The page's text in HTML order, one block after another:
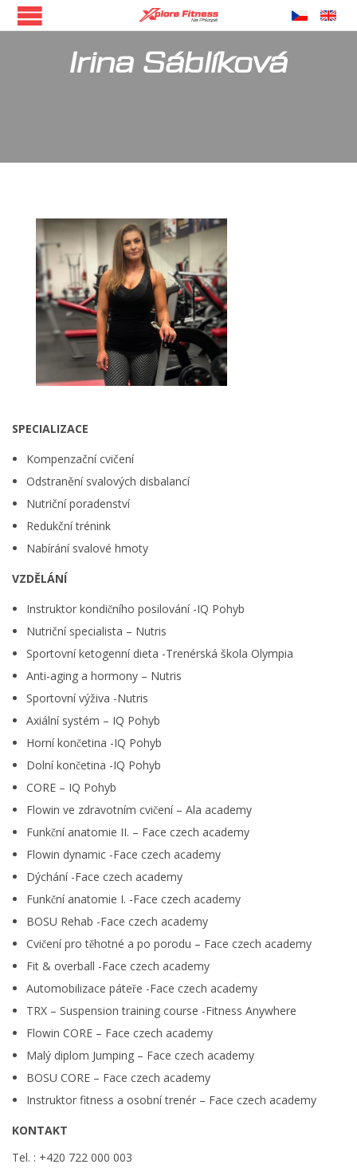
Irina Sáblíková
SPECIALIZACE
Kompenzační cvičení
Odstranění svalových disbalancí
Nutriční poradenství
Redukční trénink
Nabírání svalové hmoty
VZDĚLÁNÍ
Instruktor kondičního posilování -IQ Pohyb
Nutriční specialista – Nutris
Sportovní ketogenní dieta -Trenérská škola Olympia
Anti-aging a hormony – Nutris
Sportovní výživa -Nutris
Axiální systém – IQ Pohyb
Horní končetina -IQ Pohyb
Dolní končetina -IQ Pohyb
CORE – IQ Pohyb
Flowin ve zdravotním cvičení – Ala academy
Funkční anatomie II. – Face czech academy
Flowin dynamic -Face czech academy
Dýchání -Face czech academy
Funkční anatomie I. -Face czech academy
BOSU Rehab -Face czech academy
Cvičení pro těhotné a po porodu – Face czech academy
Fit & overball -Face czech academy
Automobilizace páteře -Face czech academy
TRX – Suspension training course -Fitness Anywhere
Flowin CORE – Face czech academy
Malý diplom Jumping – Face czech academy
BOSU CORE – Face czech academy
Instruktor fitness a osobní trenér – Face czech academy
KONTAKT
Tel. : +420 722 000 003